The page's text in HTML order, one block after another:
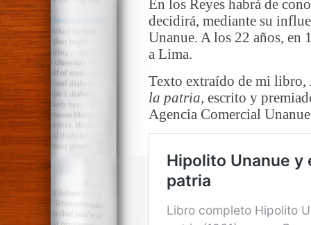
En los Reyes habrá de
decidirá, mediante su
Unanue. A los 22 años, en
a Lima.
Texto extraído de mi libro,
la patria, escrito y
Agencia Comercial